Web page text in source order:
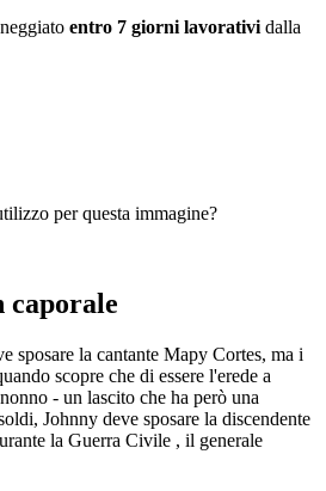
entro 7 giorni lavorativi dalla
per questa immagine?
caporale
sposare la cantante Mapy Cortes, ma i
scopre che di essere l'erede a
- un lascito che ha però una
Johnny deve sposare la discendente
la Guerra Civile , il generale